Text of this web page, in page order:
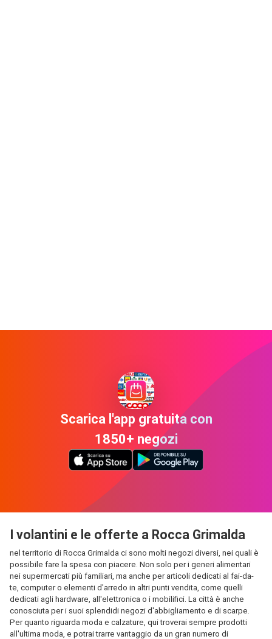
Scarica l'app gratuita con
1850+ negozi
I volantini e le offerte a Rocca Grimalda
nel territorio di Rocca Grimalda ci sono molti negozi diversi, nei quali è
possibile fare la spesa con piacere. Non solo per i generi alimentari
nei supermercati più familiari, ma anche per articoli dedicati al fai-da-
te, computer o elementi d'arredo in altri punti vendita, come quelli
dedicati agli hardware, all'elettronica o i mobilifici. La città è anche
conosciuta per i suoi splendidi negozi d'abbigliamento e di scarpe.
Per quanto riguarda moda e calzature, qui troverai sempre prodotti
all'ultima moda, e potrai trarre vantaggio da un gran numero di